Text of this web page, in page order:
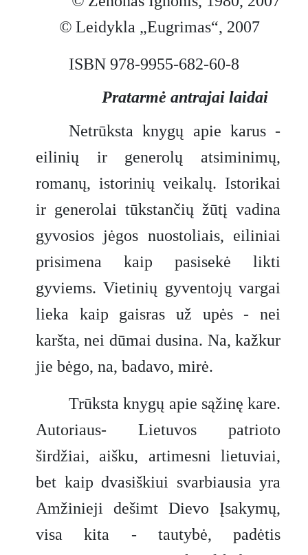
© Leidykla „Eugrimas“, 2007
ISBN 978-9955-682-60-8
Pratarmė antrajai laidai
Netrūksta knygų apie karus -
eilinių ir generolų atsiminimų,
romanų, istorinių veikalų. Istorikai
ir generolai tūkstančių žūtį vadina
gyvosios jėgos nuostoliais, eiliniai
prisimena kaip pasisekė likti
gyviems. Vietinių gyventojų vargai
lieka kaip gaisras už upės - nei
karšta, nei dūmai dusina. Na, kažkur
jie bėgo, na, badavo, mirė.
Trūksta knygų apie sąžinę kare.
Autoriaus- Lietuvos patrioto
širdžiai, aišku, artimesni lietuviai,
bet kaip dvasiškiui svarbiausia yra
Amžinieji dešimt Dievo Įsakymų,
visa kita - tautybė, padėtis